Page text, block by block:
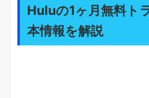
Huluの1ヶ月無料ト
本情報を解説